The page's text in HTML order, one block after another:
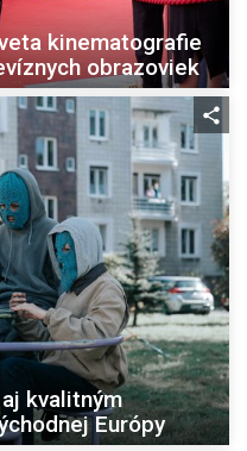
kinematografie
obrazoviek
kvalitným
Európy